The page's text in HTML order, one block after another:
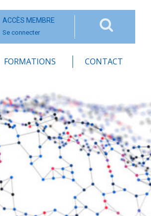
ACCÈS MEMBRE
Se connecter
FORMATIONS CONTACT